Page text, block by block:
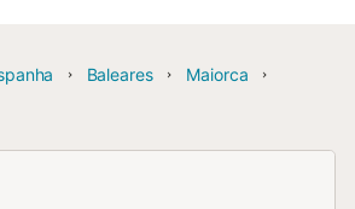
Baleares
Maiorca